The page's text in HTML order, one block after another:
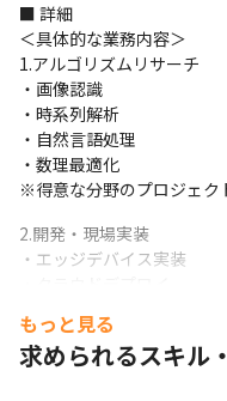
■ 詳細
＜具体的な業務内容＞
1.アルゴリズムリサーチ
・画像認識
・時系列解析
・自然言語処理
・数理最適化
※得意な分野のプロジェク
2.開発・現場実装
・エッジデバイス実装
3.資料作成・顧客折衝
・定例MTGにおける資料
もっと見る
求められるスキル